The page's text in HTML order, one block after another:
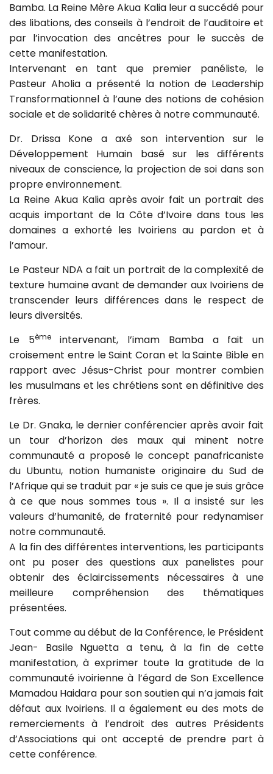
Bamba. La Reine Mère Akua Kalia leur a succédé pour
des libations, des conseils à l’endroit de l’auditoire et
par l’invocation des ancêtres pour le succès de
cette manifestation.
Intervenant en tant que premier panéliste, le
Pasteur Aholia a présenté la notion de Leadership
Transformationnel à l’aune des notions de cohésion
sociale et de solidarité chères à notre communauté.
Dr. Drissa Kone a axé son intervention sur le
Développement Humain basé sur les différents
niveaux de conscience, la projection de soi dans son
propre environnement.
La Reine Akua Kalia après avoir fait un portrait des
acquis important de la Côte d’Ivoire dans tous les
domaines a exhorté les Ivoiriens au pardon et à
l’amour.
Le Pasteur NDA a fait un portrait de la complexité de
texture humaine avant de demander aux Ivoiriens de
transcender leurs différences dans le respect de
leurs diversités.
Le 5èmeintervenant, l’imam Bamba a fait un
croisement entre le Saint Coran et la Sainte Bible en
rapport avec Jésus-Christ pour montrer combien
les musulmans et les chrétiens sont en définitive des
frères.
Le Dr. Gnaka, le dernier conférencier après avoir fait
un tour d’horizon des maux qui minent notre
communauté a proposé le concept panafricaniste
du Ubuntu, notion humaniste originaire du Sud de
l’Afrique qui se traduit par « je suis ce que je suis grâce
à ce que nous sommes tous ». Il a insisté sur les
valeurs d’humanité, de fraternité pour redynamiser
notre communauté.
A la fin des différentes interventions, les participants
ont pu poser des questions aux panelistes pour
obtenir des éclaircissements nécessaires à une
meilleure compréhension des thématiques
présentées.
Tout comme au début de la Conférence, le Président
Jean- Basile Nguetta a tenu, à la fin de cette
manifestation, à exprimer toute la gratitude de la
communauté ivoirienne à l’égard de Son Excellence
Mamadou Haidara pour son soutien qui n’a jamais fait
défaut aux Ivoiriens. Il a également eu des mots de
remerciements à l’endroit des autres Présidents
d’Associations qui ont accepté de prendre part à
cette conférence.